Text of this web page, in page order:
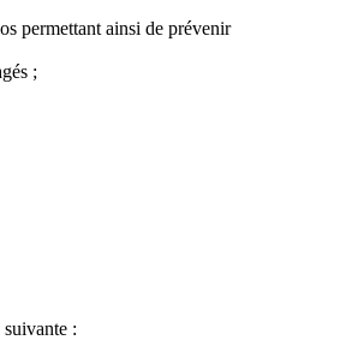
permettant ainsi de prévenir
;
: